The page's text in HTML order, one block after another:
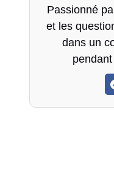
Passionné
et les
dans un